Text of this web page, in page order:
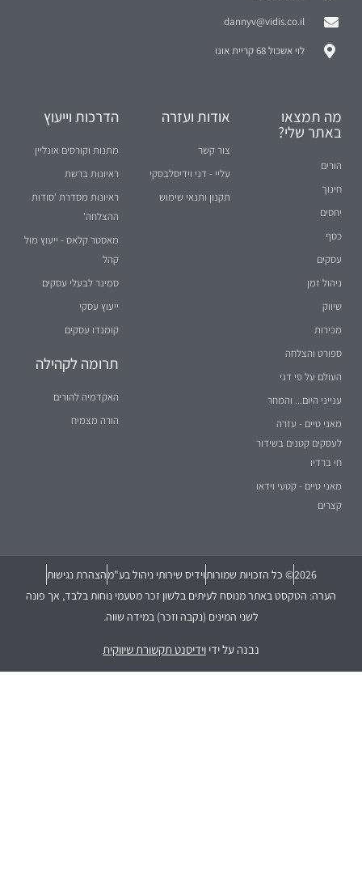
dannyv@vidis.co.il
לוי אשכול 68 קריית אונו
מה תמצאו
באתר שלי?
הורים
חינוך
יחסים
כסף
עסקים
ניהול זמן
שיווק
מכירות
ספורט והצלחה
העולם על פי דני
ענייני היום... והמחר
מאני טיים - עזרה
לעסקים קטנים בשידור
חי ברדיו
מאני טיים - קטעי וידאו
קצרים
אודות ועזרה
צור קשר
עליי - דני וידיסלבסקי
תקנון ותנאי שימוש
הדרכות וייעוץ
מתנות וקורסים אונליין
ראיונות ברשת
ראיונות מסדרת 'סודות
ההצלחה'
מאסטר קלאס - ייעוץ מול
קהל
סמינר לבעלי עסקים
ייעוץ עסקי
קומנדו עסקים
תרומה לקהילה
האקדמיה להורים
הורה מצמיח
2026© כל הזכויות שמורותוידיס שירותי ניהול בע"מהצהרת נגישות
הערה: הטקסט באתר מנוסח לעיתים בלשון זכר מטעמי נוחות בלבד, אך פונה
לשני המינים (נקבה וזכר) במידה שווה.
נבנה על ידי וידיסנט תקשורת שיווקית